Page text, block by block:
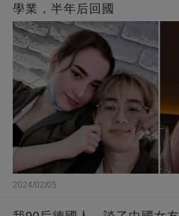
學業，半年后回國
2024/02/05